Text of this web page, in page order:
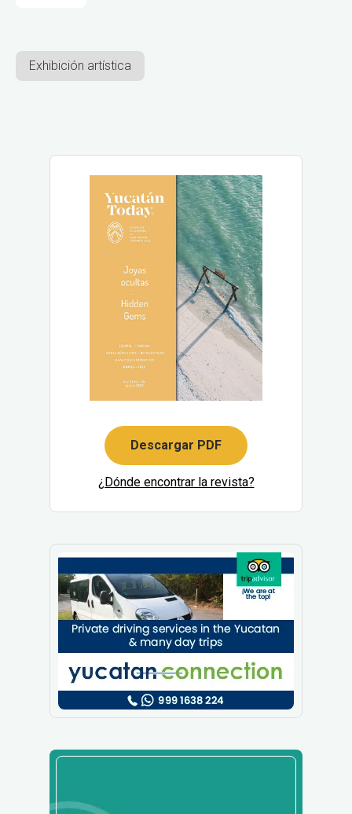
Exhibición artística
Descargar PDF
¿Dónde encontrar la revista?